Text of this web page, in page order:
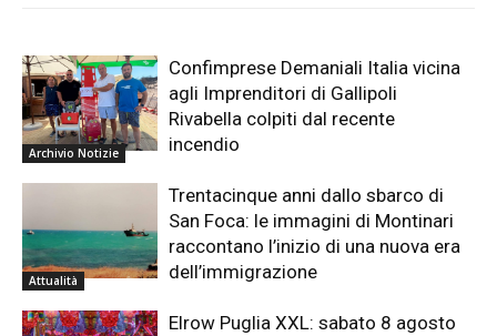
Archivio Notizie
Confimprese Demaniali Italia vicina
agli Imprenditori di Gallipoli
Rivabella colpiti dal recente
incendio
Attualità
Trentacinque anni dallo sbarco di
San Foca: le immagini di Montinari
raccontano l’inizio di una nuova era
dell’immigrazione
Elrow Puglia XXL: sabato 8 agosto